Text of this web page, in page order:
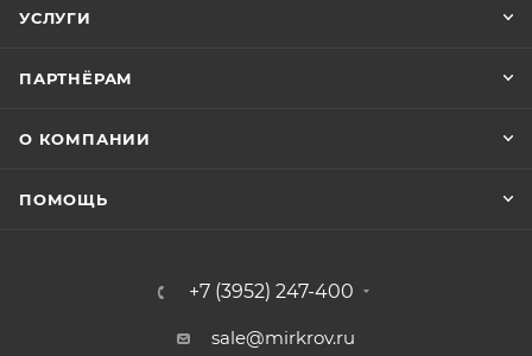
УСЛУГИ
ПАРТНЁРАМ
О КОМПАНИИ
ПОМОЩЬ
+7 (3952) 247-400
sale@mirkrov.ru